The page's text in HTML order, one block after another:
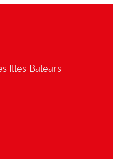
Illes Balears